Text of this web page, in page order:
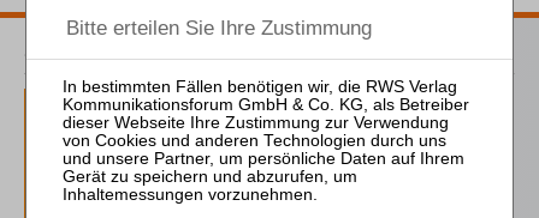
1 Ausgaben als kostenfreies Probe-Abo
inkl. 14 Tage kostenfreie ZVI-online-
Nutzung
Probe-Abo bestellen